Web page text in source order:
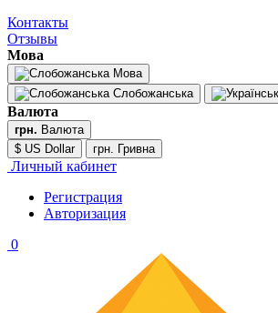
Контакты
Отзывы
Мова
Мова
Слобожанська
Валюта
грн. Валюта
$ US Dollar
грн. Гривна
Личный кабинет
Регистрация
Авторизация
0